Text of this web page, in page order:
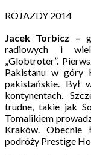
ROJAZDY 2014
Jacek Torbicz –
radiowych i
„Globtroter”.
Pakistanu w góry
pakistańskie. Był
kontynentach.
trudne, takie jak
Tomalikiem
Kraków. Obecnie
podróży Prestige